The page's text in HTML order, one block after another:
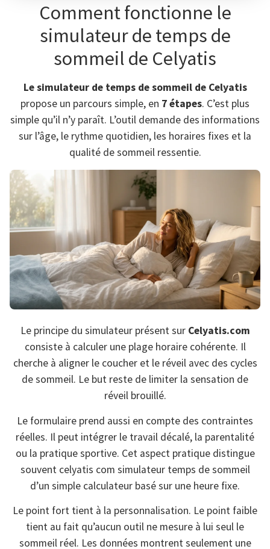
Comment fonctionne le
simulateur de temps de
sommeil de Celyatis
Le simulateur de temps de sommeil de Celyatis
propose un parcours simple, en 7 étapes. C’est plus
simple qu’il n’y paraît. L’outil demande des informations
sur l’âge, le rythme quotidien, les horaires fixes et la
qualité de sommeil ressentie.
Le principe du simulateur présent sur Celyatis.com
consiste à calculer une plage horaire cohérente. Il
cherche à aligner le coucher et le réveil avec des cycles
de sommeil. Le but reste de limiter la sensation de
réveil brouillé.
Le formulaire prend aussi en compte des contraintes
réelles. Il peut intégrer le travail décalé, la parentalité
ou la pratique sportive. Cet aspect pratique distingue
souvent celyatis com simulateur temps de sommeil
d’un simple calculateur basé sur une heure fixe.
Le point fort tient à la personnalisation. Le point faible
tient au fait qu’aucun outil ne mesure à lui seul le
sommeil réel. Les données montrent seulement une